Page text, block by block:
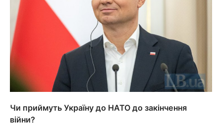
Чи приймуть Україну до НАТО до закінчення
війни?